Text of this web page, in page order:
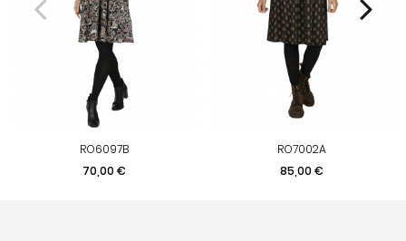
RO6097B
Prix
70,00 €
RO7002A
Prix
85,00 €